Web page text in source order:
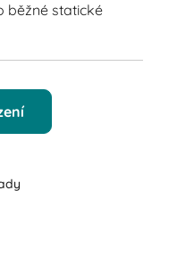
běžné statické